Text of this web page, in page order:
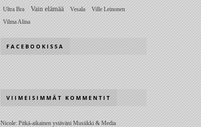
Ultra Bra
Vain elämää Vesala
Ville Leinonen
Vilma Alina
FACEBOOKISSA
VIIMEISIMMÄT KOMMENTIT
Nicole: Pitkä-aikainen ystäväni Musiikki & Media